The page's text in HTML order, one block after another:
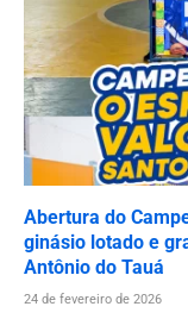
Abertura do
ginásio lotado e
Antônio do Tauá
24 de fevereiro de 2026